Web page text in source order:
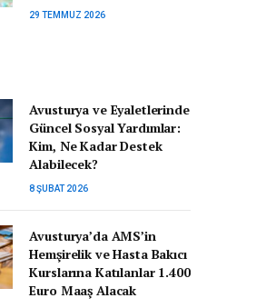
29 TEMMUZ 2026
Avusturya ve Eyaletlerinde
Güncel Sosyal Yardımlar:
Kim, Ne Kadar Destek
Alabilecek?
8 ŞUBAT 2026
Avusturya’da AMS’in
Hemşirelik ve Hasta Bakıcı
Kurslarına Katılanlar 1.400
Euro Maaş Alacak